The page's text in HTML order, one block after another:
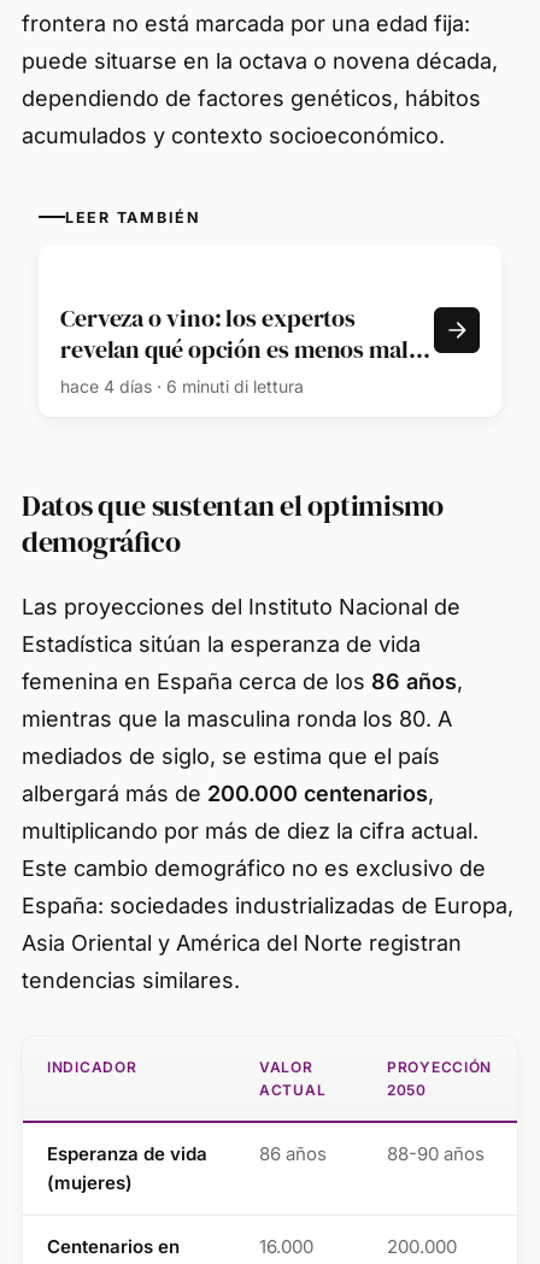
frontera no está marcada por una edad fija:
puede situarse en la octava o novena década,
dependiendo de factores genéticos, hábitos
acumulados y contexto socioeconómico.
LEER TAMBIÉN
Cerveza o vino: los expertos
revelan qué opción es menos mala
para la salud
hace 4 días · 6 minuti di lettura
Datos que sustentan el optimismo
demográfico
Las proyecciones del Instituto Nacional de
Estadística sitúan la esperanza de vida
femenina en España cerca de los 86 años,
mientras que la masculina ronda los 80. A
mediados de siglo, se estima que el país
albergará más de 200.000 centenarios,
multiplicando por más de diez la cifra actual.
Este cambio demográfico no es exclusivo de
España: sociedades industrializadas de Europa,
Asia Oriental y América del Norte registran
tendencias similares.
INDICADOR
VALOR
ACTUAL
PROYECCIÓN
2050
Esperanza de vida
(mujeres)
86 años 88-90 años
Centenarios en
16.000 200.000